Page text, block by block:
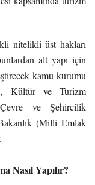
nitelikli üst hakları
alt yapı için
kamu kurumu
Kültür ve Turizm
ve Şehircilik
(Milli Emlak
Nasıl Yapılır?